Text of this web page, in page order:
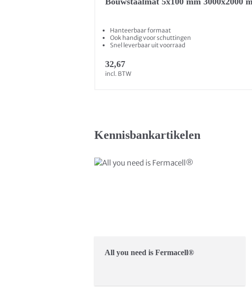
Hanteerbaar formaat
Ook handig voor schuttingen
Snel leverbaar uit voorraad
32,67
incl. BTW
Kennisbankartikelen
All you need is Fermacell®